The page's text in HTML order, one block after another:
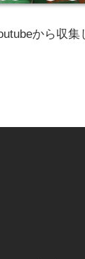
から収集